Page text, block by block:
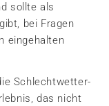
sollte als
bei Fragen
eingehalten
Schlechtwetter-
das nicht